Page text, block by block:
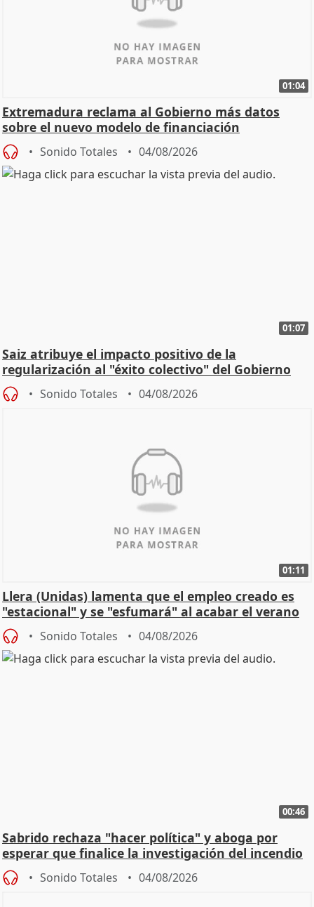
01:04
Extremadura reclama al Gobierno más datos
sobre el nuevo modelo de financiación
Sonido Totales 04/08/2026
01:07
Saiz atribuye el impacto positivo de la
regularización al "éxito colectivo" del Gobierno
Sonido Totales 04/08/2026
01:11
Llera (Unidas) lamenta que el empleo creado es
"estacional" y se "esfumará" al acabar el verano
Sonido Totales 04/08/2026
00:46
Sabrido rechaza "hacer política" y aboga por
esperar que finalice la investigación del incendio
Sonido Totales 04/08/2026